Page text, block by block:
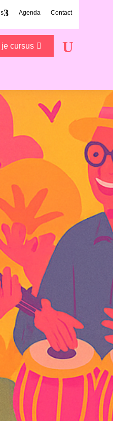
Agenda Contact
je cursus